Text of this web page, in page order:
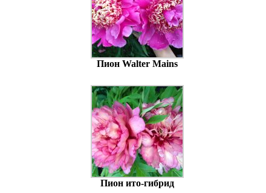
Пион Walter Mains
Пион ито-гибрид